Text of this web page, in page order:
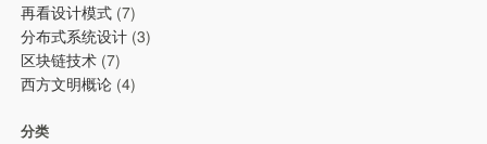
再看设计模式 (7)
分布式系统设计 (3)
区块链技术 (7)
西方文明概论 (4)
分类